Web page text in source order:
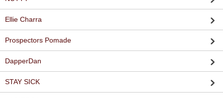
Ellie Charra
Prospectors Pomade
DapperDan
STAY SICK